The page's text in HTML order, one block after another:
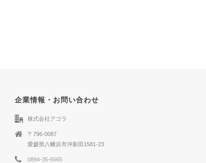
企業情報・お問い合わせ
株式会社アゴラ
〒796-0087
愛媛県八幡浜市沖新田1581-23
0894-35-6565